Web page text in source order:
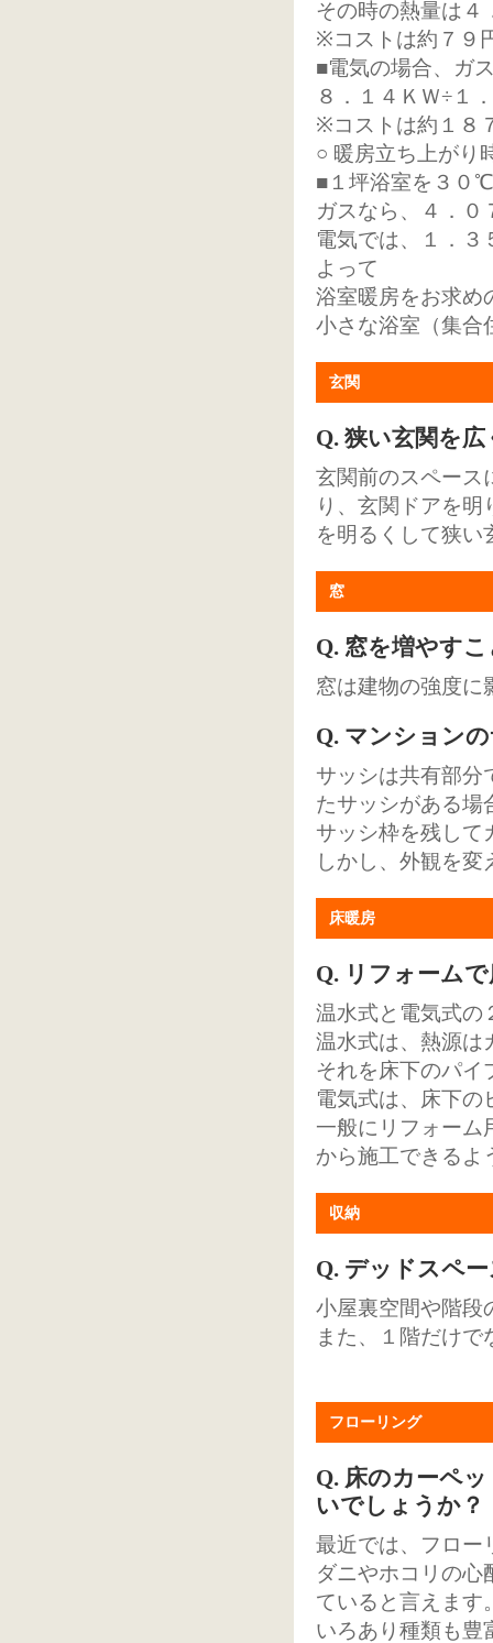
その時の熱量は４
※コストは約７９
■電気の場合、ガ
８．１４ＫＷ÷１
※コストは約１８
○ 暖房立ち上がり
■１坪浴室を３０
ガスなら、４．
電気では、１．
よって
浴室暖房をお求め
小さな浴室（集合
玄関
Q. 狭い玄関を
玄関前のスペース
り、玄関ドアを
を明るくして狭い
窓
Q. 窓を増やす
窓は建物の強度に
Q. マンション
サッシは共有部分
たサッシがある場
サッシ枠を残して
しかし、外観を
床暖房
Q. リフォーム
温水式と電気式の
温水式は、熱源は
それを床下のパイ
電気式は、床下の
一般にリフォーム
から施工できるよ
収納
Q. デッドスペ
小屋裏空間や階段
また、１階だけ
フローリング
Q. 床のカーペ
いでしょうか？
最近では、フロー
ダニやホコリの心
ていると言えます
いろあり種類も豊